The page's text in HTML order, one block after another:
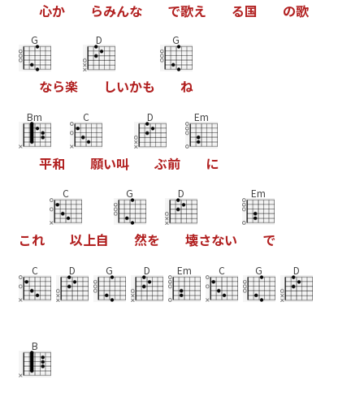
心か らみんな で歌え る国 の歌
G
なら楽
D
しいかも
G
ね
Bm
平和
C
願い叫
D
ぶ前
Em
に
これ
C
以上自
G
然を
D
壊さない
Em
で
C D G D Em C G D
B